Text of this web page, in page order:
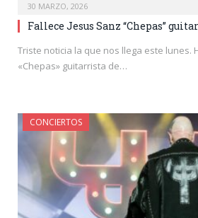
30 MARZO, 2026
Fallece Jesus Sanz “Chepas”
Triste noticia la que nos llega este lunes.
«Chepas» guitarrista de…
CONCIERTOS